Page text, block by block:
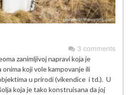
3 comments
zanimljivoj napravi koja je
koji vole kampovanje ili
u prirodi (vikendice i td.). U
koja je tako konstruisana da joj